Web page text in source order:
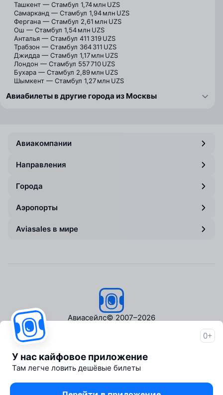
Ташкент — Стамбул 1,74 млн UZS
Самарканд — Стамбул 1,94 млн UZS
Фергана — Стамбул 2,61 млн UZS
Ош — Стамбул 1,54 млн UZS
Анталья — Стамбул 411 319 UZS
Трабзон — Стамбул 364 311 UZS
Джидда — Стамбул 1,17 млн UZS
Лондон — Стамбул 557 710 UZS
Бухара — Стамбул 2,89 млн UZS
Шымкент — Стамбул 1,27 млн UZS
Авиабилеты в другие города из Москвы
Авиакомпании
Направления
Города
Аэропорты
Aviasales в мире
Авиасейлс© 2007–2026
Пресс‑центр
Travelpayouts
Партнёрская программа
Медиа Yo'lovchi
0+
У нас кайфовое приложение
Там легче ловить дешёвые билеты